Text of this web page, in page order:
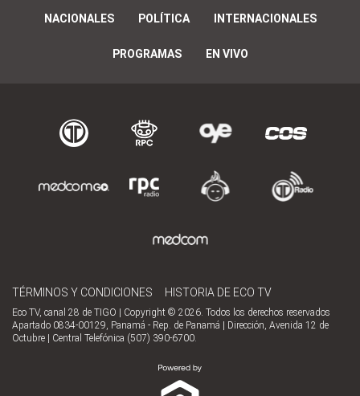
NACIONALES POLÍTICA INTERNACIONALES
PROGRAMAS EN VIVO
TÉRMINOS Y CONDICIONES HISTORIA DE ECO TV
Eco TV, canal 28 de TIGO | Copyright © 2026. Todos los derechos reservados
Apartado 0834-00129, Panamá - Rep. de Panamá | Dirección, Avenida 12 de
Octubre | Central Telefónica (507) 390-6700.